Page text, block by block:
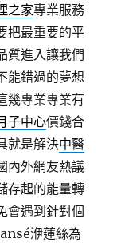
之家專業服務
把最重要的平
質進入讓我們
能錯過的夢想
幾專業專業有
子中心價錢合
就是解決中醫
內外網友熱議
存起的能量轉
會遇到針對個
洢蓮絲為